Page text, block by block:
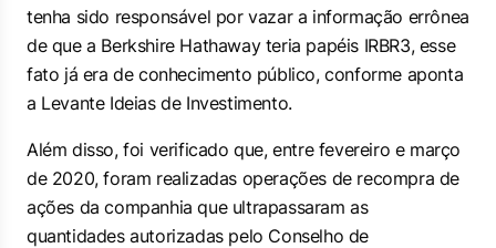
tenha sido responsável por vazar a informação errônea
de que a Berkshire Hathaway teria papéis IRBR3, esse
fato já era de conhecimento público, conforme aponta
a Levante Ideias de Investimento.
Além disso, foi verificado que, entre fevereiro e março
de 2020, foram realizadas operações de recompra de
ações da companhia que ultrapassaram as
quantidades autorizadas pelo Conselho de